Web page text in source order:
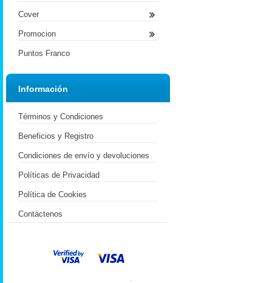
Cover
Promocion
Puntos Franco
Información
Términos y Condiciones
Beneficios y Registro
Condiciones de envío y devoluciones
Políticas de Privacidad
Política de Cookies
Contáctenos
.